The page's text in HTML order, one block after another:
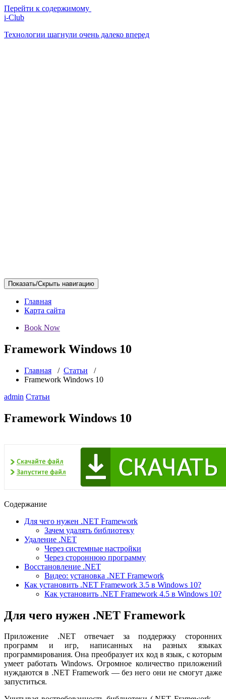
Перейти к содержимому
i-Club
Технологии шагнули очень далеко вперед
Показать/Скрыть навигацию
Главная
Карта сайта
Book Now
Framework Windows 10
Главная / Статьи /
Framework Windows 10
admin Статьи
Framework Windows 10
Содержание
Для чего нужен .NET Framework
Зачем удалять библиотеку
Удаление .NET
Через системные настройки
Через стороннюю программу
Восстановление .NET
Видео: установка .NET Framework
Как установить .NET Framework 3.5 в Windows 10?
Как установить .NET Framework 4.5 в Windows 10?
Для чего нужен .NET Framework
Приложение .NET отвечает за поддержку сторонних
программ и игр, написанных на разных языках
программирования. Она преобразует их код в язык, с которым
умеет работать Windows. Огромное количество приложений
нуждаются в .NET Framework — без него они не смогут даже
запуститься.